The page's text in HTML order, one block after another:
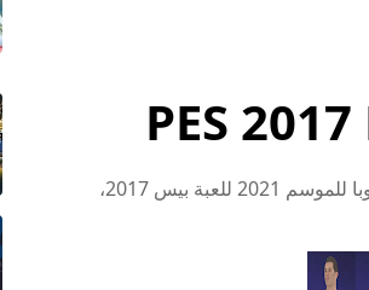
PES
نقدم لكم تحميل احدث باك اطقم التدريبات والتمرينات لاشهر فرق في اوروبا للموسم 2021 للعبة بيس 2017،